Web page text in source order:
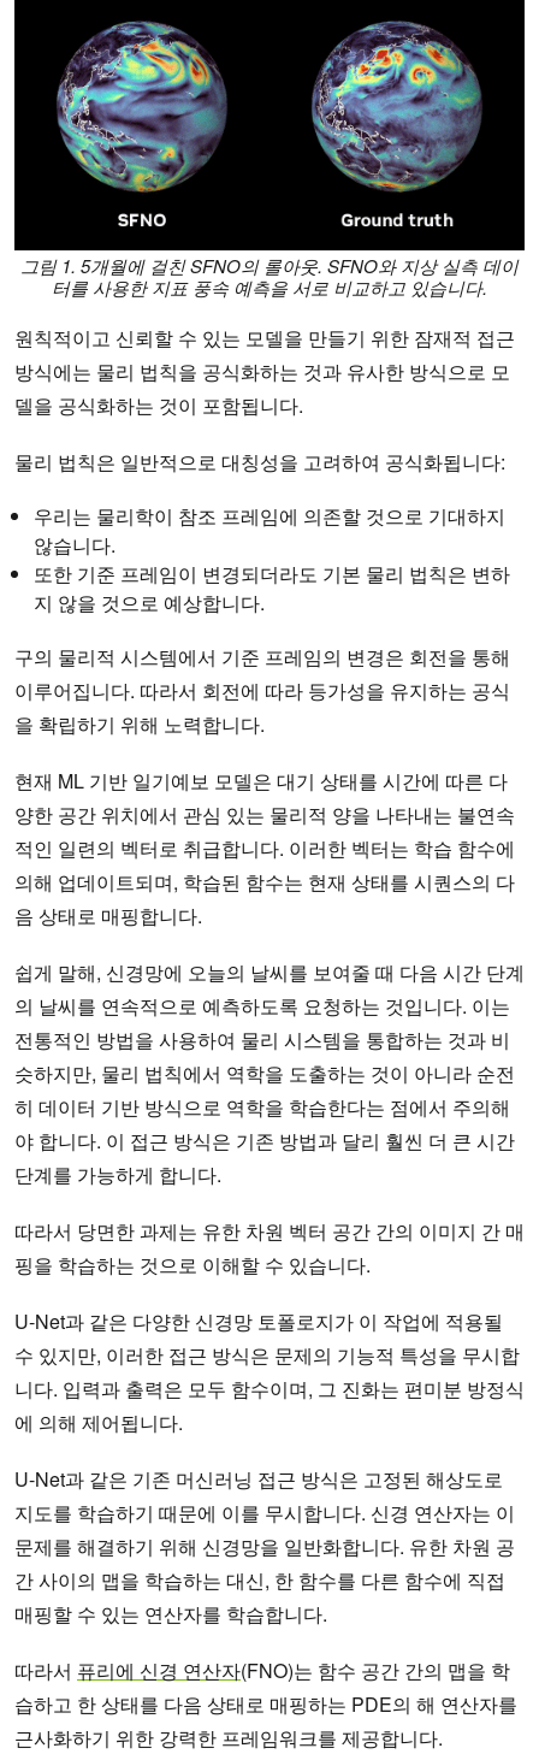
그림 1. 5개월에 걸친 SFNO의 롤아웃. SFNO와 지상 실측 데이
터를 사용한 지표 풍속 예측을 서로 비교하고 있습니다.
원칙적이고 신뢰할 수 있는 모델을 만들기 위한 잠재적 접근
방식에는 물리 법칙을 공식화하는 것과 유사한 방식으로 모
델을 공식화하는 것이 포함됩니다.
물리 법칙은 일반적으로 대칭성을 고려하여 공식화됩니다:
우리는 물리학이 참조 프레임에 의존할 것으로 기대하지
않습니다.
또한 기준 프레임이 변경되더라도 기본 물리 법칙은 변하
지 않을 것으로 예상합니다.
구의 물리적 시스템에서 기준 프레임의 변경은 회전을 통해
이루어집니다. 따라서 회전에 따라 등가성을 유지하는 공식
을 확립하기 위해 노력합니다.
현재 ML 기반 일기예보 모델은 대기 상태를 시간에 따른 다
양한 공간 위치에서 관심 있는 물리적 양을 나타내는 불연속
적인 일련의 벡터로 취급합니다. 이러한 벡터는 학습 함수에
의해 업데이트되며, 학습된 함수는 현재 상태를 시퀀스의 다
음 상태로 매핑합니다.
쉽게 말해, 신경망에 오늘의 날씨를 보여줄 때 다음 시간 단계
의 날씨를 연속적으로 예측하도록 요청하는 것입니다. 이는
전통적인 방법을 사용하여 물리 시스템을 통합하는 것과 비
슷하지만, 물리 법칙에서 역학을 도출하는 것이 아니라 순전
히 데이터 기반 방식으로 역학을 학습한다는 점에서 주의해
야 합니다. 이 접근 방식은 기존 방법과 달리 훨씬 더 큰 시간
단계를 가능하게 합니다.
따라서 당면한 과제는 유한 차원 벡터 공간 간의 이미지 간 매
핑을 학습하는 것으로 이해할 수 있습니다.
U-Net과 같은 다양한 신경망 토폴로지가 이 작업에 적용될
수 있지만, 이러한 접근 방식은 문제의 기능적 특성을 무시합
니다. 입력과 출력은 모두 함수이며, 그 진화는 편미분 방정식
에 의해 제어됩니다.
U-Net과 같은 기존 머신러닝 접근 방식은 고정된 해상도로
지도를 학습하기 때문에 이를 무시합니다. 신경 연산자는 이
문제를 해결하기 위해 신경망을 일반화합니다. 유한 차원 공
간 사이의 맵을 학습하는 대신, 한 함수를 다른 함수에 직접
매핑할 수 있는 연산자를 학습합니다.
따라서 퓨리에 신경 연산자(FNO)는 함수 공간 간의 맵을 학
습하고 한 상태를 다음 상태로 매핑하는 PDE의 해 연산자를
근사화하기 위한 강력한 프레임워크를 제공합니다.